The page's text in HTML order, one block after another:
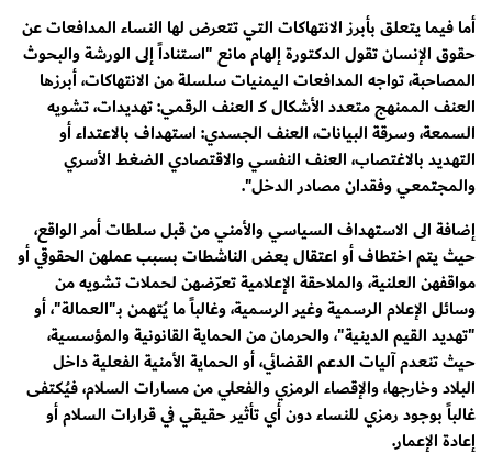
أما فيما يتعلق بأبرز الانتهاكات التي تتعرض لها النساء المدافعات عن
حقوق الإنسان تقول الدكتورة إلهام مانع "استناداً إلى الورشة والبحوث
المصاحبة، تواجه المدافعات اليمنيات سلسلة من الانتهاكات، أبرزها
العنف الممنهج متعدد الأشكال كـ العنف الرقمي: تهديدات، تشويه
السمعة، وسرقة البيانات، العنف الجسدي: استهداف بالاعتداء أو
التهديد بالاغتصاب، العنف النفسي والاقتصادي الضغط الأسري
والمجتمعي وفقدان مصادر الدخل".
إضافة الى الاستهداف السياسي والأمني من قبل سلطات أمر الواقع،
حيث يتم اختطاف أو اعتقال بعض الناشطات بسبب عملهن الحقوقي أو
مواقفهن العلنية، والملاحقة الإعلامية تعرّضهن لحملات تشويه من
وسائل الإعلام الرسمية وغير الرسمية، وغالباً ما يُتهمن بـ"العمالة"، أو
"تهديد القيم الدينية"، والحرمان من الحماية القانونية والمؤسسية،
حيث تنعدم آليات الدعم القضائي، أو الحماية الأمنية الفعلية داخل
البلاد وخارجها، والإقصاء الرمزي والفعلي من مسارات السلام، فيُكتفى
غالباً بوجود رمزي للنساء دون أي تأثير حقيقي في قرارات السلام أو
إعادة الإعمار.